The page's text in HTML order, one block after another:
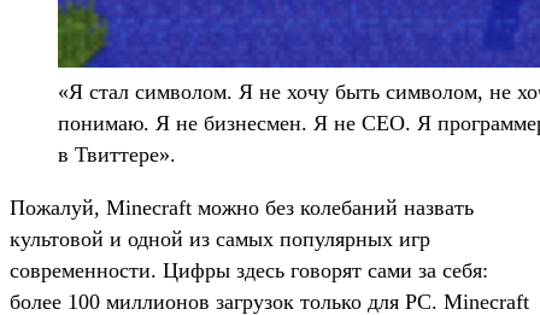
«Я стал символом. Я не хочу быть символом, не
понимаю. Я не бизнесмен. Я не CEO. Я
в Твиттере».
Пожалуй, Minecraft можно без колебаний назвать
культовой и одной из самых популярных игр
современности. Цифры здесь говорят сами за себя:
более 100 миллионов загрузок только для PC. Minecraft